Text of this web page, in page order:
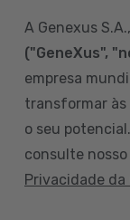
A Genexus
("GeneXus",
empresa
transformar
o seu
consulte nosso
Privacidade